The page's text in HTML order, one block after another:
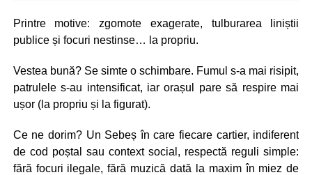
Printre motive: zgomote exagerate, tulburarea liniștii
publice și focuri nestinse… la propriu.
Vestea bună? Se simte o schimbare. Fumul s-a mai risipit,
patrulele s-au intensificat, iar orașul pare să respire mai
ușor (la propriu și la figurat).
Ce ne dorim? Un Sebeș în care fiecare cartier, indiferent
de cod poștal sau context social, respectă reguli simple:
fără focuri ilegale, fără muzică dată la maxim în miez de